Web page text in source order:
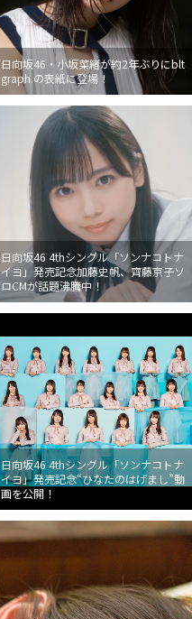
日向坂46・小坂菜緒が約2年ぶりにblt
graph.の表紙に登場！
日向坂46 4thシングル「ソンナコトナ
イヨ」発売記念加藤史帆、齊藤京子ソ
ロCMが話題沸騰中！
日向坂46 4thシングル「ソンナコトナ
イヨ」発売記念“ひなたのはげまし”動
画を公開！